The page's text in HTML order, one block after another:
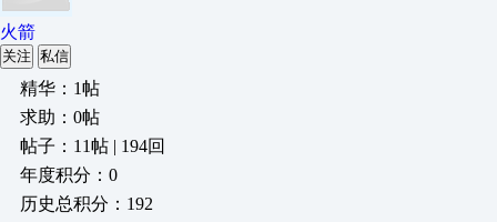
火箭
关注 私信
精华：1帖
求助：0帖
帖子：11帖 | 194回
年度积分：0
历史总积分：192